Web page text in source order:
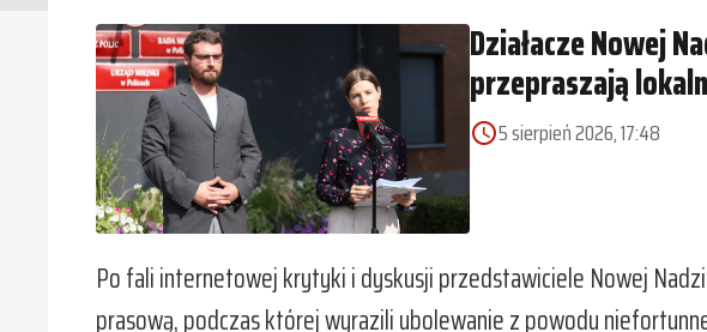
Działacze Nowej
przepraszają
access_time5 sierpień 2026, 17:48
Po fali internetowej krytyki i dyskusji przedstawiciele Nowej
prasową, podczas której wyrazili ubolewanie z powodu